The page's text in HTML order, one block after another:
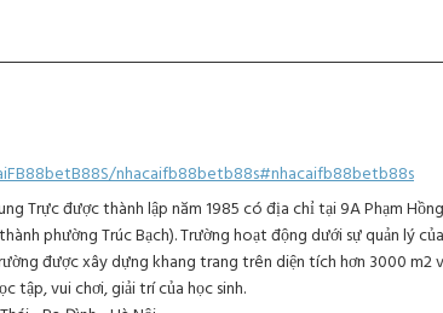
nhacaifb88betb88s#nhacaifb88betb88s
Trực được thành lập năm 1985 có địa chỉ tại 9A Phạm
phường Trúc Bạch). Trường hoạt động dưới sự quản lý
được xây dựng khang trang trên diện tích hơn 3000 m2
tập, vui chơi, giải trí của học sinh.